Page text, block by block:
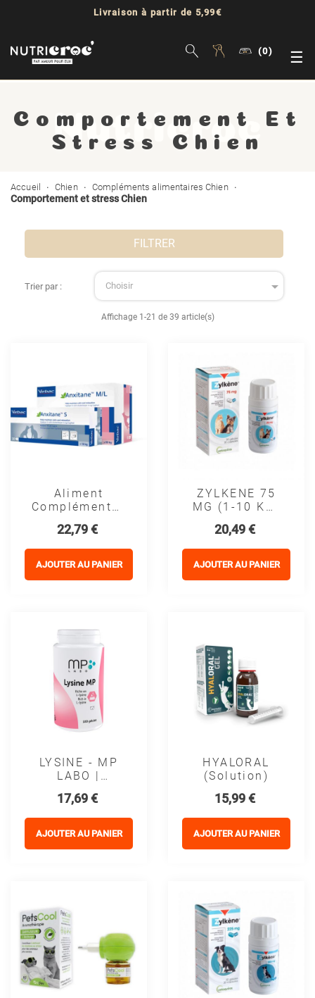
Livraison à partir de 5,99€
(0) ☰
Comportement Et
Stress Chien
Accueil Chien Compléments alimentaires Chien
Comportement et stress Chien
FILTRER
Trier par : Choisir 
Affichage 1-21 de 39 article(s)
Aliment
Complémentaire
Chat Anxitane
- Virbac
Prix
22,79 €
AJOUTER AU PANIER
ZYLKENE 75
MG (1-10 KG)
Prix
20,49 €
AJOUTER AU PANIER
LYSINE - MP
LABO |
En L-Lysine
Pour Chats Et
Chatons
Prix
17,69 €
AJOUTER AU PANIER
HYALORAL
(solution)
Prix
15,99 €
AJOUTER AU PANIER